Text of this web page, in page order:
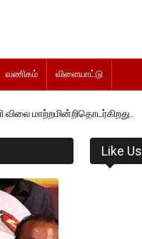
வணிகம் விளையாட்டு
Like Us